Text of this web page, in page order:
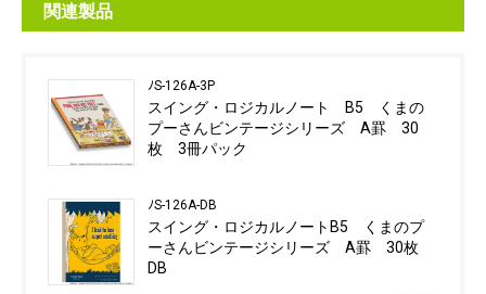
関連製品
ﾉS-126A-3P
スイング・ロジカルノート B5 くまの
プーさんビンテージシリーズ A罫 30
枚 3冊パック
ﾉS-126A-DB
スイング・ロジカルノートB5 くまのプ
ーさんビンテージシリーズ A罫 30枚
DB